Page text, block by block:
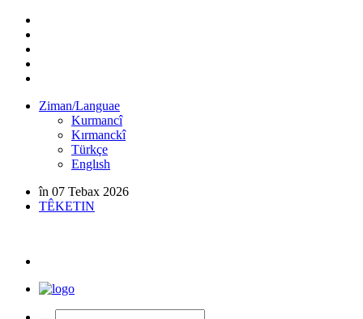
Ziman/Languae
Kurmancî
Kırmanckî
Türkçe
Englısh
în 07 Tebax 2026
TÊKETIN